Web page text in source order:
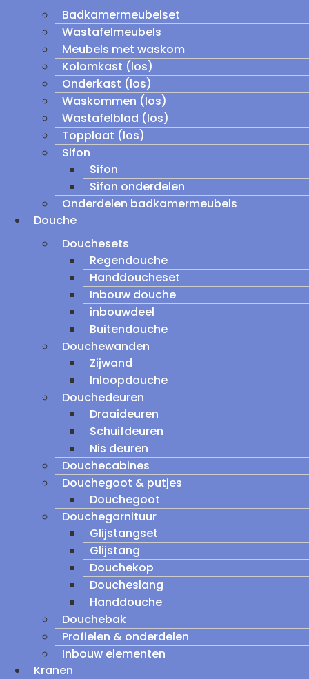
Badkamermeubelset
Wastafelmeubels
Meubels met waskom
Kolomkast (los)
Onderkast (los)
Waskommen (los)
Wastafelblad (los)
Topplaat (los)
Sifon
Sifon
Sifon onderdelen
Onderdelen badkamermeubels
Douche
Douchesets
Regendouche
Handdoucheset
Inbouw douche
inbouwdeel
Buitendouche
Douchewanden
Zijwand
Inloopdouche
Douchedeuren
Draaideuren
Schuifdeuren
Nis deuren
Douchecabines
Douchegoot & putjes
Douchegoot
Douchegarnituur
Glijstangset
Glijstang
Douchekop
Doucheslang
Handdouche
Douchebak
Profielen & onderdelen
Inbouw elementen
Kranen